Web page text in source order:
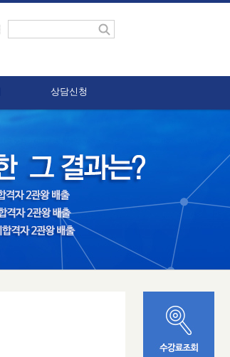
상담신청